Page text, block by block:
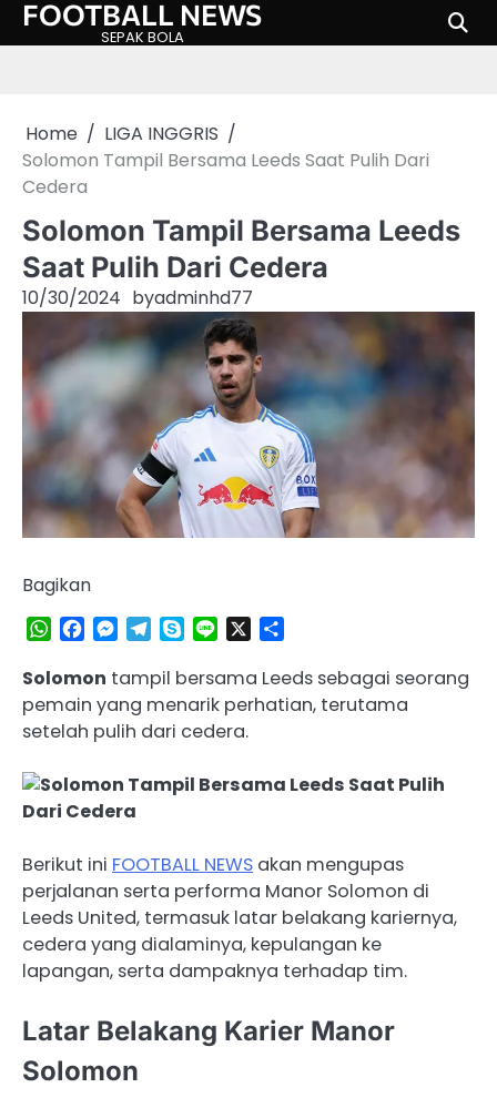
SkipFOOTBALL NEWS
SEPAK BOLA
Home
LIGA INGGRIS
Solomon Tampil Bersama Leeds Saat Pulih Dari
Cedera
Solomon Tampil Bersama Leeds
Saat Pulih Dari Cedera
10/30/2024 byadminhd77
Bagikan
WhatsApp
Facebook
Messenger
Telegram
SkypeLine
Solomon tampil bersama Leeds sebagai seorang
pemain yang menarik perhatian, terutama
setelah pulih dari cedera.
Berikut ini FOOTBALL NEWS akan mengupas
perjalanan serta performa Manor Solomon di
Leeds United, termasuk latar belakang kariernya,
cedera yang dialaminya, kepulangan ke
lapangan, serta dampaknya terhadap tim.
Latar Belakang Karier Manor
Solomon